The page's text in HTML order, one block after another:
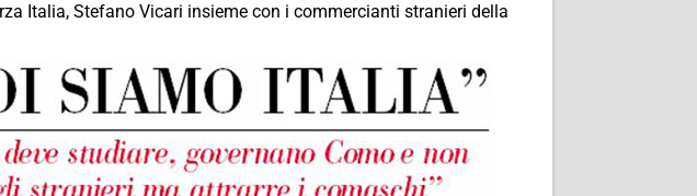
Italia, Stefano Vicari insieme con i commercianti stranieri della